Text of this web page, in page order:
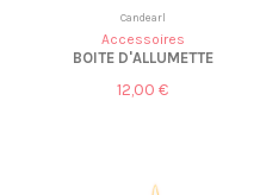
Candearl
Accessoires
BOITE D'ALLUMETTE
12,00 €